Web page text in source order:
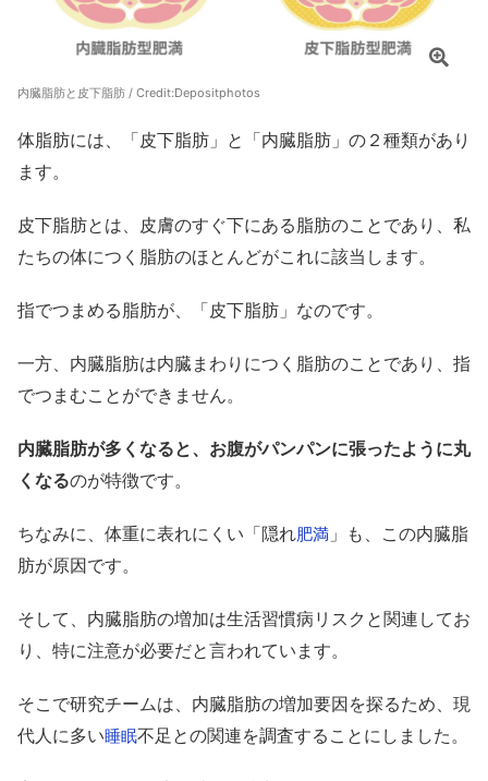
内臓脂肪と皮下脂肪 / Credit:Depositphotos
体脂肪には、「皮下脂肪」と「内臓脂肪」の２種類があり
ます。
皮下脂肪とは、皮膚のすぐ下にある脂肪のことであり、私
たちの体につく脂肪のほとんどがこれに該当します。
指でつまめる脂肪が、「皮下脂肪」なのです。
一方、内臓脂肪は内臓まわりにつく脂肪のことであり、指
でつまむことができません。
内臓脂肪が多くなると、お腹がパンパンに張ったように丸
くなるのが特徴です。
ちなみに、体重に表れにくい「隠れ肥満 」も、この内臓脂
肪が原因です。
そして、内臓脂肪の増加は生活習慣病リスクと関連してお
り、特に注意が必要だと言われています。
そこで研究チームは、内臓脂肪の増加要因を探るため、現
代人に多い睡眠不足との関連を調査することにしました。